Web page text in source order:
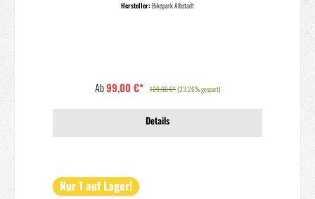
schönen Innenfleece ausgestattet. Die Kapuze, sowie die Klettbänder runden die
2XLDesigned in GermanyMade in PortugalFarbe: Cyan/Pink
Hersteller: Bikepark Albstadt
Ab99,00 €* 129,00 €*(23.26% gespart)
Details
Nur 1 auf Lager!